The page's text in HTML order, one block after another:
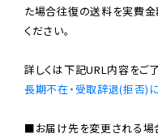
た場合往復の送料を実費
ください。
長期不在・受取辞退(拒否)